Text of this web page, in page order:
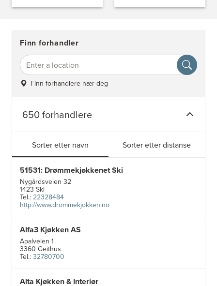
Finn forhandler
Finn forhandlere nær deg
650 forhandlere
Sorter etter navn Sorter etter distanse
51531: Drømmekjøkkenet Ski
Nygårdsveien 32
1423 Ski
Tel.:22328484
http://www.drommekjokken.no
Alfa3 Kjøkken AS
Apalveien 1
3360 Geithus
Tel.:32780700
Alta Kjøkken & Interiør